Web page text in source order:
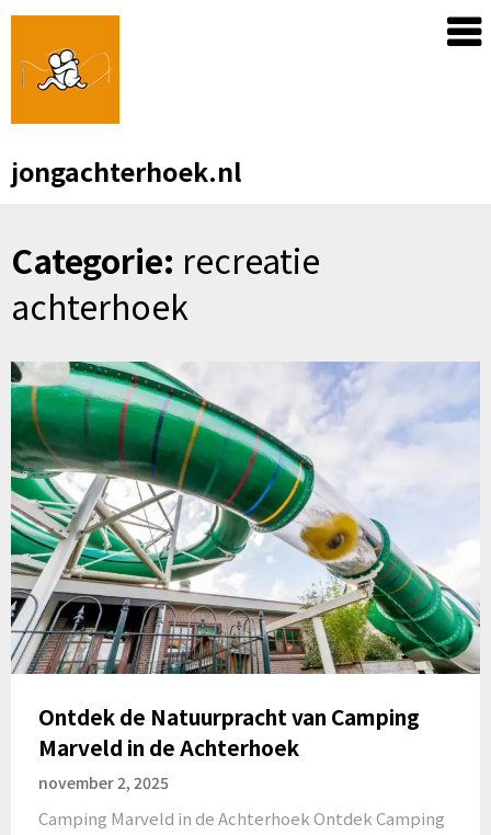
Skip
content
jongachterhoek.nl
Categorie: recreatie
achterhoek
Ontdek de Natuurpracht van Camping
Marveld in de Achterhoek
november 2, 2025
Camping Marveld in de Achterhoek Ontdek Camping